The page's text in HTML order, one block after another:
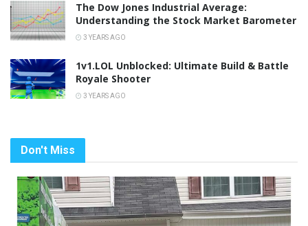
The Dow Jones Industrial Average:
Understanding the Stock Market Barometer
3 YEARS AGO
1v1.LOL Unblocked: Ultimate Build & Battle
Royale Shooter
3 YEARS AGO
Don't Miss